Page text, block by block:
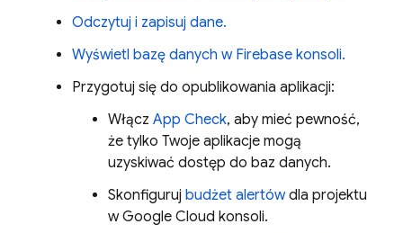
Odczytuj i zapisuj dane.
Wyświetl bazę danych w Firebase konsoli.
Przygotuj się do opublikowania aplikacji:
Włącz App Check, aby mieć pewność,
że tylko Twoje aplikacje mogą
uzyskiwać dostęp do baz danych.
Skonfiguruj budżet alertówdla projektu
wGoogle Cloud konsoli.